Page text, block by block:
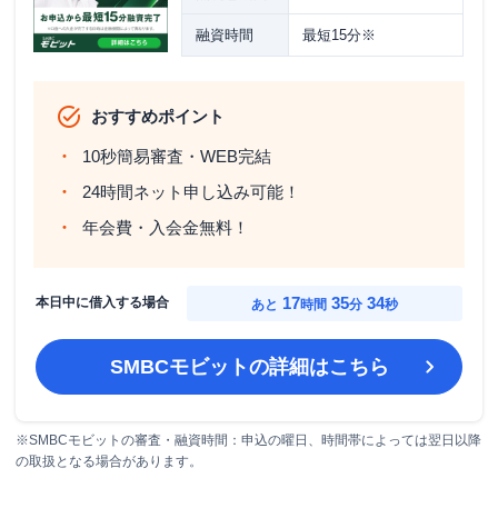
融資時間 最短15分※
おすすめポイント
10秒簡易審査・WEB完結
24時間ネット申し込み可能！
年会費・入会金無料！
本日中に借入する場合 あと 17時間 35分 33秒
SMBCモビットの詳細はこちら
※SMBCモビットの審査・融資時間：申込の曜日、時間帯によっては翌日以降
の取扱となる場合があります。